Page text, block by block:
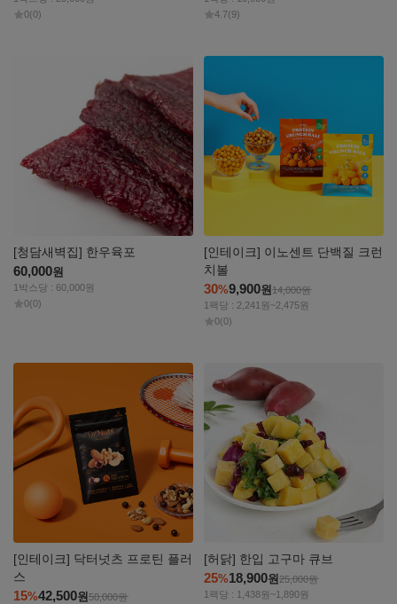
0(0)
4.7(9)
[청담새벽집] 한우육포
60,000원
1박스당 : 60,000원
0(0)
[인테이크] 이노센트 단백질 크런
치볼
30%9,900원14,000원
1팩당 : 2,241원~2,475원
0(0)
자세히
[인테이크] 닥터넛츠 프로틴 플러
스
15%42,500원50,000원
자세히
[허닭] 한입 고구마 큐브
25%18,900원25,000원
1팩당 : 1,438원~1,890원
자세히
보기